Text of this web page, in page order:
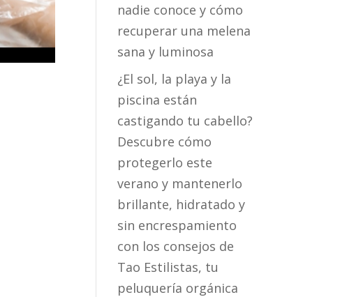
nadie conoce y cómo
recuperar una melena
sana y luminosa
¿El sol, la playa y la
piscina están
castigando tu cabello?
Descubre cómo
protegerlo este
verano y mantenerlo
brillante, hidratado y
sin encrespamiento
con los consejos de
Tao Estilistas, tu
peluquería orgánica